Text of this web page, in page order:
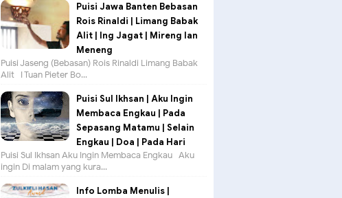
Puisi Jawa Banten Bebasan
Rois Rinaldi | Limang Babak
Alit | Ing Jagat | Mireng lan
Meneng
Puisi Jaseng (Bebasan) Rois Rinaldi Limang Babak
Alit I Tuan Pieter Bo...
Puisi Sul Ikhsan | Aku Ingin
Membaca Engkau | Pada
Sepasang Matamu | Selain
Engkau | Doa | Pada Hari
Puisi Sul Ikhsan Aku Ingin Membaca Engkau Aku
ingin Di malam yang kura...
Info Lomba Menulis |